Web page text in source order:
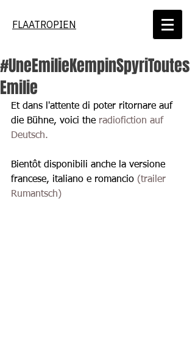
FLAATROPIEN
#UneEmilieKempinSpyriToutes
Emilie
Et dans l'attente di poter ritornare auf
die Bühne, voici the radiofiction auf
Deutsch.
Bientôt disponibili anche la versione
francese, italiano e romancio (trailer
Rumantsch)